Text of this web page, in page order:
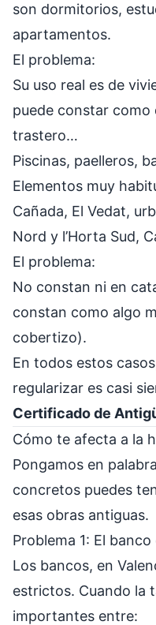
son dormitorios,
apartamentos.
El problema:
Su uso real es de
puede constar como
trastero…
Piscinas, paelleros,
Elementos muy
Cañada, El Vedat,
Nord y l’Horta Sud,
El problema:
No constan ni en
constan como algo
cobertizo).
En todos estos
regularizar es casi
Certificado de
Cómo te afecta a la
Pongamos en
concretos puedes
esas obras antiguas.
Problema 1: El
Los bancos, en
estrictos. Cuando la
importantes entre: